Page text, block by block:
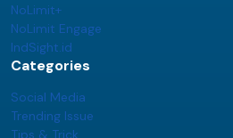
NoLimit+
NoLimit Engage
IndSight.id
Categories
Social Media
Trending Issue
Tips & Trick